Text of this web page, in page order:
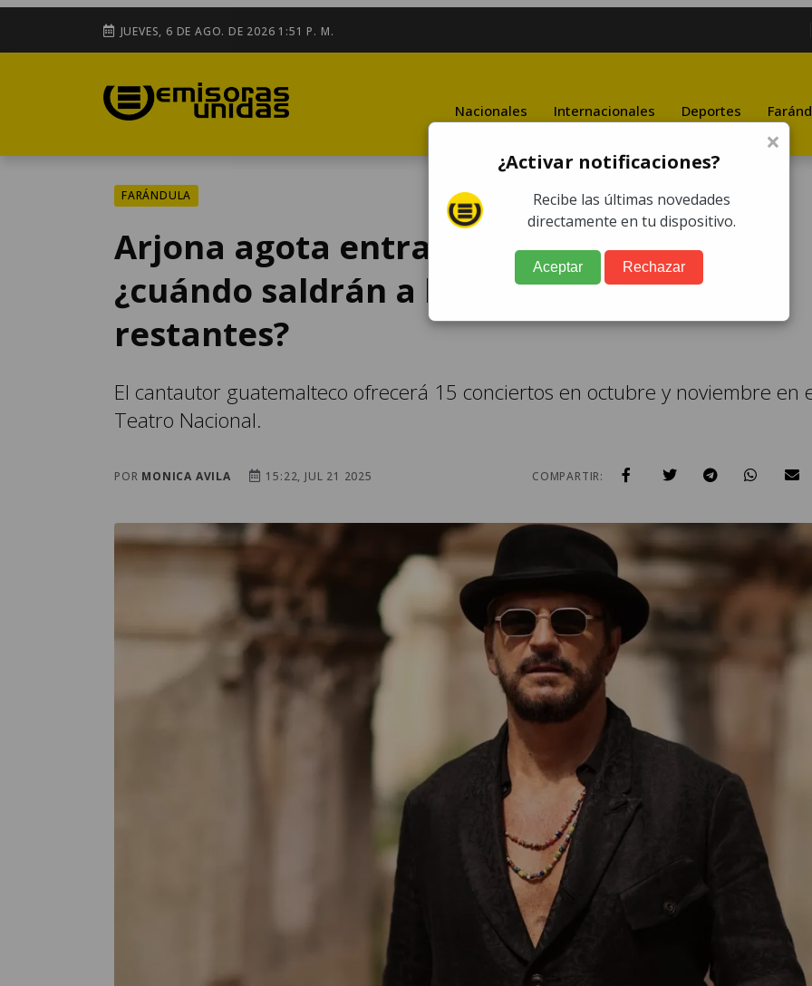
JUEVES, 6 DE AGO. DE 2026 1:51 P. M.
Nacionales Internacionales Deportes
FARÁNDULA
Arjona agota entradas en preventa:
¿cuándo saldrán a la venta los boletos
restantes?
El cantautor guatemalteco ofrecerá 15 conciertos en octubre y noviembre en
Teatro Nacional.
POR MONICA AVILA 15:22, JUL 21 2025 COMPARTIR:
×
¿Activar notificaciones?
Recibe las últimas novedades
directamente en tu dispositivo.
Aceptar Rechazar